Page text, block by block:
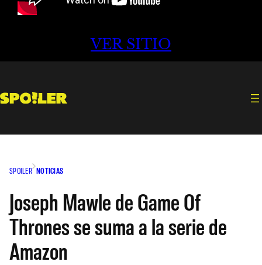
VER SITIO
SPOILER NOTICIAS
Joseph Mawle de Game Of
Thrones se suma a la serie de
Amazon